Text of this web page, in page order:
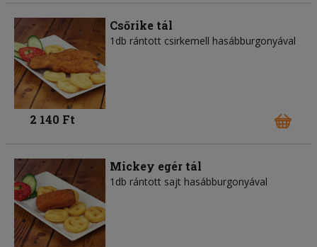
Csőrike tál
1db rántott csirkemell hasábburgonyával
2 140 Ft
Mickey egér tál
1db rántott sajt hasábburgonyával